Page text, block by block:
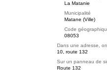
La Matanie
Municipalité
Matane (Ville)
Code
08053
Dans une adresse,
10, route 132
Sur un panneau de
Route 132